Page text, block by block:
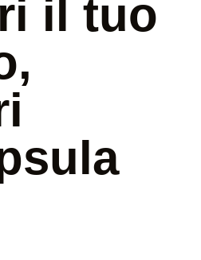
il tuo